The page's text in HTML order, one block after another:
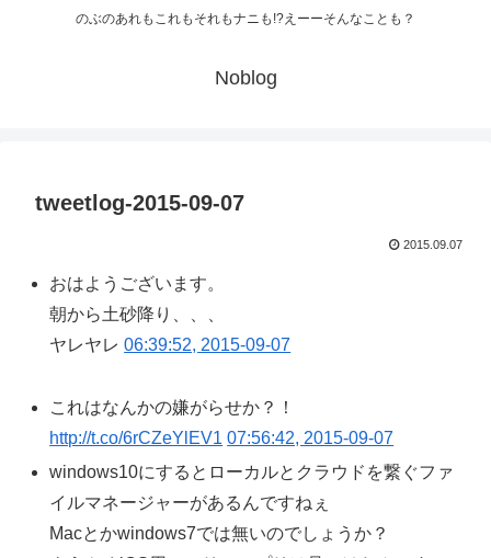
のぶのあれもこれもそれもナニも!?えーーそんなことも？
Noblog
tweetlog-2015-09-07
2015.09.07
おはようございます。
朝から土砂降り、、、
ヤレヤレ06:39:52, 2015-09-07
これはなんかの嫌がらせか？！
http://t.co/6rCZeYlEV1 07:56:42, 2015-09-07
windows10にするとローカルとクラウドを繋ぐファ
イルマネージャーがあるんですねぇ
Macとかwindows7では無いのでしょうか？